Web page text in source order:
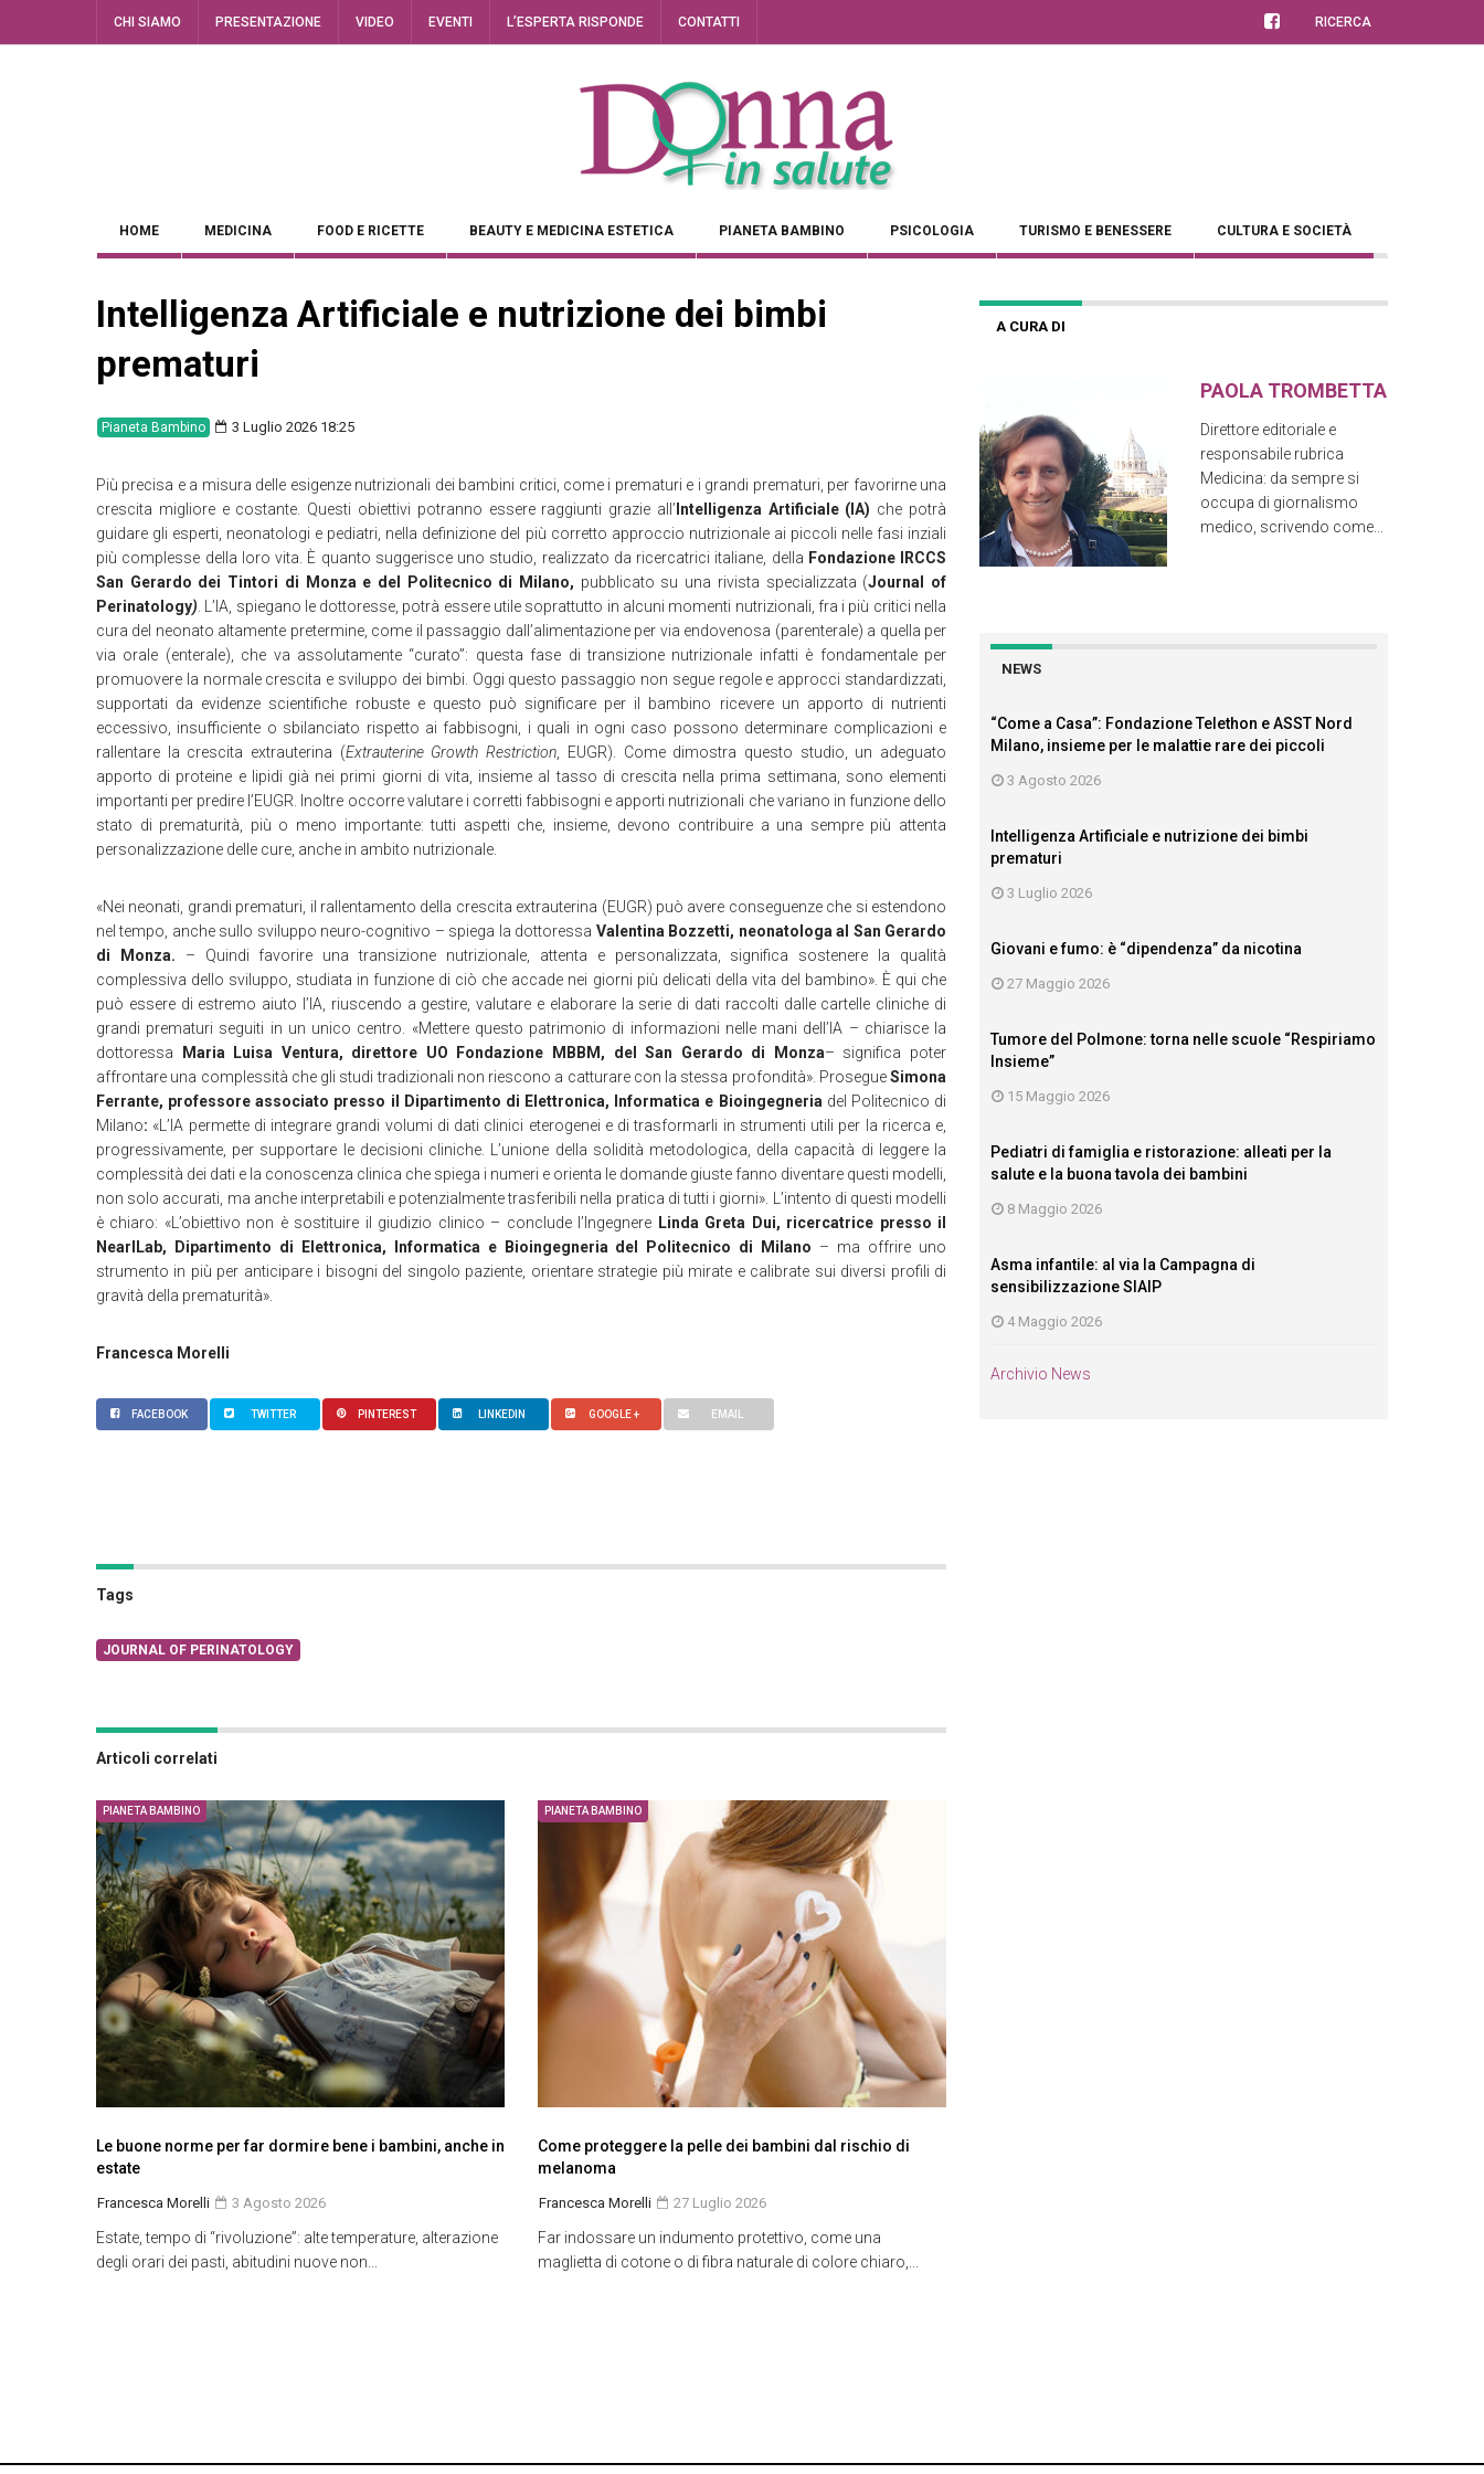
CHI SIAMO PRESENTAZIONE VIDEO EVENTI L’ESPERTA RISPONDE CONTATTI RICERCA
HOME MEDICINA FOOD E RICETTE BEAUTY E MEDICINA ESTETICA PIANETA BAMBINO PSICOLOGIA TURISMO E BENESSERE CULTURA E SOCIETÀ
Intelligenza Artificiale e nutrizione dei bimbi
prematuri
Pianeta Bambino 3 Luglio 2026 18:25
Più precisa e a misura delle esigenze nutrizionali dei bambini critici, come i prematuri e i grandi prematuri, per favorirne una
crescita migliore e costante. Questi obiettivi potranno essere raggiunti grazie all’ Intelligenza Artificiale (IA) che potrà
guidare gli esperti, neonatologi e pediatri, nella definizione del più corretto approccio nutrizionale ai piccoli nelle fasi inziali
più complesse della loro vita. È quanto suggerisce uno studio, realizzato da ricercatrici italiane, della Fondazione IRCCS
San Gerardo dei Tintori di Monza e del Politecnico di Milano, pubblicato su una rivista specializzata (Journal of
Perinatology) . L’IA, spiegano le dottoresse, potrà essere utile soprattutto in alcuni momenti nutrizionali, fra i più critici nella
cura del neonato altamente pretermine, come il passaggio dall’alimentazione per via endovenosa (parenterale) a quella per
via orale (enterale), che va assolutamente “curato”: questa fase di transizione nutrizionale infatti è fondamentale per
promuovere la normale crescita e sviluppo dei bimbi. Oggi questo passaggio non segue regole e approcci standardizzati,
supportati da evidenze scientifiche robuste e questo può significare per il bambino ricevere un apporto di nutrienti
eccessivo, insufficiente o sbilanciato rispetto ai fabbisogni, i quali in ogni caso possono determinare complicazioni e
rallentare la crescita extrauterina (Extrauterine Growth Restriction , EUGR). Come dimostra questo studio, un adeguato
apporto di proteine e lipidi già nei primi giorni di vita, insieme al tasso di crescita nella prima settimana, sono elementi
importanti per predire l’EUGR. Inoltre occorre valutare i corretti fabbisogni e apporti nutrizionali che variano in funzione dello
stato di prematurità, più o meno importante: tutti aspetti che, insieme, devono contribuire a una sempre più attenta
personalizzazione delle cure, anche in ambito nutrizionale.
«Nei neonati, grandi prematuri, il rallentamento della crescita extrauterina (EUGR) può avere conseguenze che si estendono
nel tempo, anche sullo sviluppo neuro-cognitivo – spiega la dottoressa Valentina Bozzetti, neonatologa al San Gerardo
di Monza. – Quindi favorire una transizione nutrizionale, attenta e personalizzata, significa sostenere la qualità
complessiva dello sviluppo, studiata in funzione di ciò che accade nei giorni più delicati della vita del bambino». È qui che
può essere di estremo aiuto l’IA, riuscendo a gestire, valutare e elaborare la serie di dati raccolti dalle cartelle cliniche di
grandi prematuri seguiti in un unico centro. «Mettere questo patrimonio di informazioni nelle mani dell’IA – chiarisce la
dottoressa
Maria Luisa Ventura, direttore UO Fondazione MBBM, del San Gerardo di Monza– significa poter
affrontare una complessità che gli studi tradizionali non riescono a catturare con la stessa profondità». ProsegueSimona
Ferrante, professore associato presso il Dipartimento di Elettronica, Informatica e Bioingegneria del Politecnico di
Milano: «L’IA permette di integrare grandi volumi di dati clinici eterogenei e di trasformarli in strumenti utili per la ricerca e,
progressivamente, per supportare le decisioni cliniche. L’unione della solidità metodologica, della capacità di leggere la
complessità dei dati e la conoscenza clinica che spiega i numeri e orienta le domande giuste fanno diventare questi modelli,
non solo accurati, ma anche interpretabili e potenzialmente trasferibili nella pratica di tutti i giorni». L’intento di questi modelli
è chiaro: «L’obiettivo non è sostituire il giudizio clinico – conclude l’Ingegnere Linda Greta Dui, ricercatrice presso il
NearlLab, Dipartimento di Elettronica, Informatica e Bioingegneria del Politecnico di Milano – ma offrire uno
strumento in più per anticipare i bisogni del singolo paziente, orientare strategie più mirate e calibrate sui diversi profili di
gravità della prematurità».
Francesca Morelli
FACEBOOK TWITTER PINTEREST LINKEDIN GOOGLE + EMAIL
Tags
JOURNAL OF PERINATOLOGY
Articoli correlati
PIANETA BAMBINO
Le buone norme per far dormire bene i bambini, anche in
estate
Francesca Morelli 3 Agosto 2026
Estate, tempo di “rivoluzione”: alte temperature, alterazione
degli orari dei pasti, abitudini nuove non...
PIANETA BAMBINO
Come proteggere la pelle dei bambini dal rischio di
melanoma
Francesca Morelli 27 Luglio 2026
Far indossare un indumento protettivo, come una
maglietta di cotone o di fibra naturale di colore chiaro,...
A CURA DI
PAOLA TROMBETTA
Direttore editoriale e
responsabile rubrica
Medicina: da sempre si
occupa di giornalismo
medico, scrivendo come...
NEWS
“Come a Casa”: Fondazione Telethon e ASST Nord
Milano, insieme per le malattie rare dei piccoli
3 Agosto 2026
Intelligenza Artificiale e nutrizione dei bimbi
prematuri
3 Luglio 2026
Giovani e fumo: è “dipendenza” da nicotina
27 Maggio 2026
Tumore del Polmone: torna nelle scuole “Respiriamo
Insieme”
15 Maggio 2026
Pediatri di famiglia e ristorazione: alleati per la
salute e la buona tavola dei bambini
8 Maggio 2026
Asma infantile: al via la Campagna di
sensibilizzazione SIAIP
4 Maggio 2026
Archivio News